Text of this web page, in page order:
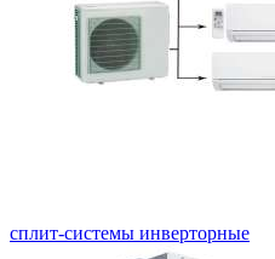
сплит-системы инверторные